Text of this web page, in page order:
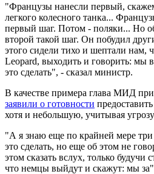
"Французы нанесли первый,
легкого колесного танка...
первый шаг. Потом - поляки... Но
второй такой шаг. Он побудил
этого сидели тихо и шептали нам,
Leopard, выходить и говорить: мы
это сделать", - сказал министр.
В качестве примера глава МИД
заявили о готовности
хотя и небольшую, учитывая
"А я знаю еще по крайней мере
это сделать, но еще об этом не
этом сказать вслух, только
что немцы выйдут и скажут: мы